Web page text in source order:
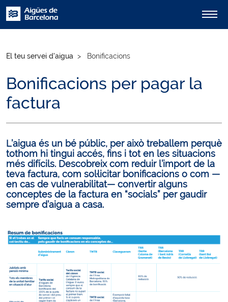
El teu servei d'aigua Bonificacions
Bonificacions per pagar la
factura
L’aigua és un bé públic, per això treballem perquè
tothom hi tingui accés, fins i tot en les situacions
més difícils. Descobreix com reduir l’import de la
teva factura, com sol·licitar bonificacions o com —
en cas de vulnerabilitat— convertir alguns
conceptes de la factura en “socials” per gaudir
sempre d’aigua a casa.